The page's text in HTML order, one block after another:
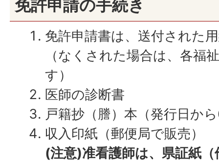
免許申請の手続き
免許申請書は、送付された
（なくされた場合は、各福
す）
医師の診断書
戸籍抄（謄）本（発行日か
収入印紙（郵便局で販売）
(注意)准看護師は、県証紙